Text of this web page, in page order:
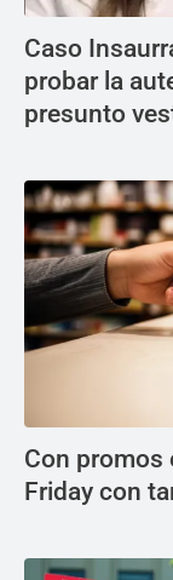
Caso
probar la
presunto
Con promos
Friday con